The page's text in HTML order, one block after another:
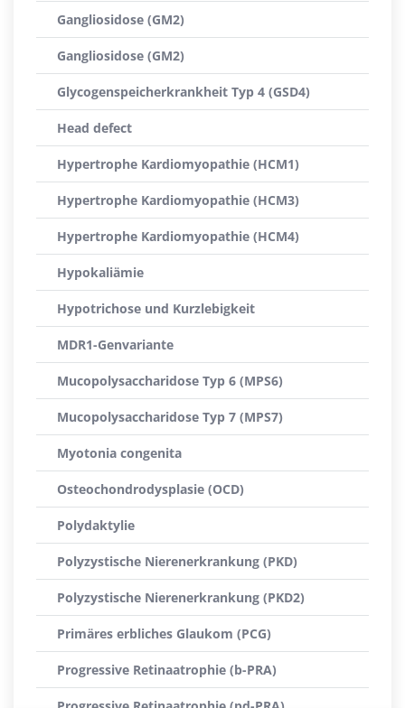
Gangliosidose (GM2)
Gangliosidose (GM2)
Glycogenspeicherkrankheit Typ 4 (GSD4)
Head defect
Hypertrophe Kardiomyopathie (HCM1)
Hypertrophe Kardiomyopathie (HCM3)
Hypertrophe Kardiomyopathie (HCM4)
Hypokaliämie
Hypotrichose und Kurzlebigkeit
MDR1-Genvariante
Mucopolysaccharidose Typ 6 (MPS6)
Mucopolysaccharidose Typ 7 (MPS7)
Myotonia congenita
Osteochondrodysplasie (OCD)
Polydaktylie
Polyzystische Nierenerkrankung (PKD)
Polyzystische Nierenerkrankung (PKD2)
Primäres erbliches Glaukom (PCG)
Progressive Retinaatrophie (b-PRA)